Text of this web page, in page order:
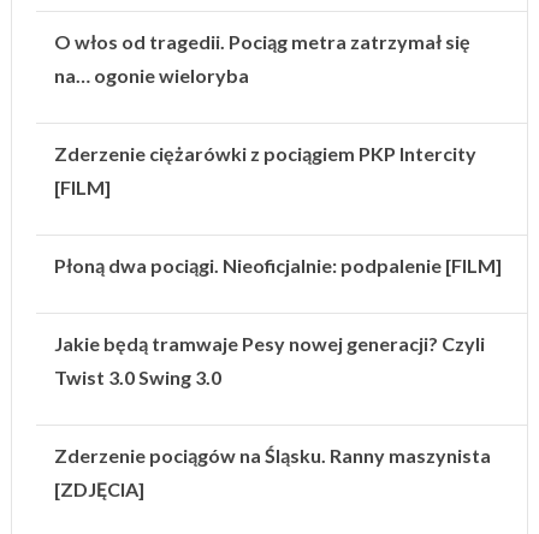
O włos od tragedii. Pociąg metra zatrzymał się
na… ogonie wieloryba
Zderzenie ciężarówki z pociągiem PKP Intercity
[FILM]
Płoną dwa pociągi. Nieoficjalnie: podpalenie [FILM]
Jakie będą tramwaje Pesy nowej generacji? Czyli
Twist 3.0 Swing 3.0
Zderzenie pociągów na Śląsku. Ranny maszynista
[ZDJĘCIA]